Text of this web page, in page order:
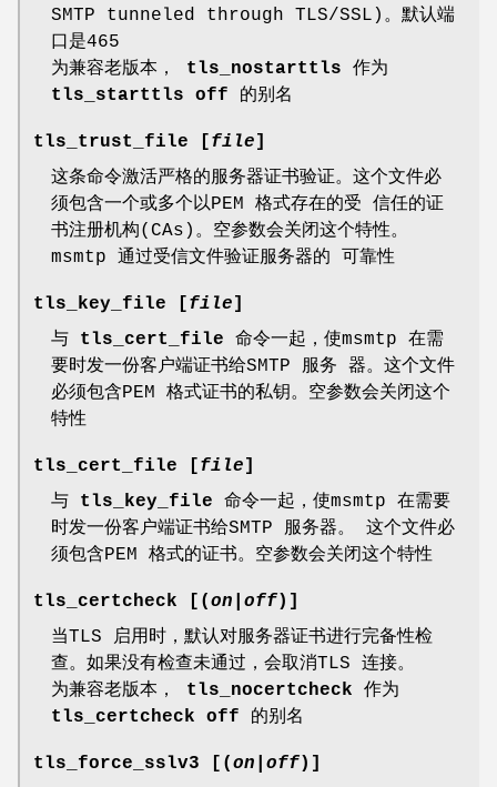
SMTP tunneled through TLS/SSL)。默认端
口是465
为兼容老版本， tls_nostarttls 作为
tls_starttls off 的别名
tls_trust_file [file]
这条命令激活严格的服务器证书验证。这个文件必
须包含一个或多个以PEM 格式存在的受 信任的证
书注册机构(CAs)。空参数会关闭这个特性。
msmtp 通过受信文件验证服务器的 可靠性
tls_key_file [file]
与 tls_cert_file 命令一起，使msmtp 在需
要时发一份客户端证书给SMTP 服务 器。这个文件
必须包含PEM 格式证书的私钥。空参数会关闭这个
特性
tls_cert_file [file]
与 tls_key_file 命令一起，使msmtp 在需要
时发一份客户端证书给SMTP 服务器。 这个文件必
须包含PEM 格式的证书。空参数会关闭这个特性
tls_certcheck [(on off)]
当TLS 启用时，默认对服务器证书进行完备性检
查。如果没有检查未通过，会取消TLS 连接。
为兼容老版本， tls_nocertcheck 作为
tls_certcheck off 的别名
tls_force_sslv3 [(on off)]